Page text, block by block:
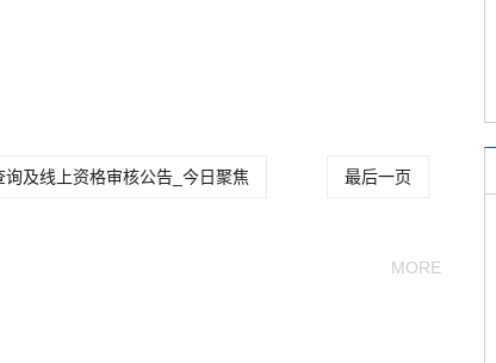
及线上资格审核公告_今日聚焦 最后一页
MORE